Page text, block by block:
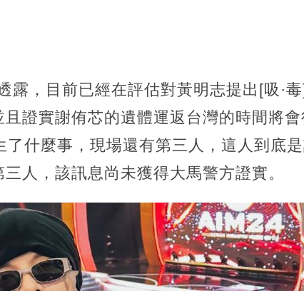
露，目前已經在評估對黃明志提出[吸·
證實謝侑芯的遺體運返台灣的時間將
什麼事，現場還有第三人，這人到底
人，該訊息尚未獲得大馬警方證實。